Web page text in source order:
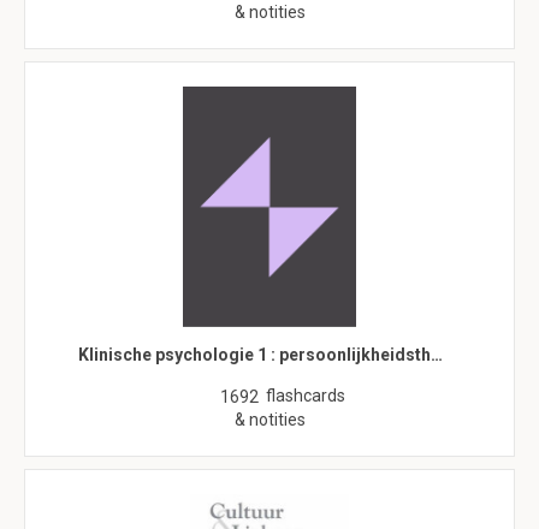
& notities
Klinische psychologie 1 : persoonlijkheidsth…
1692 flashcards
& notities